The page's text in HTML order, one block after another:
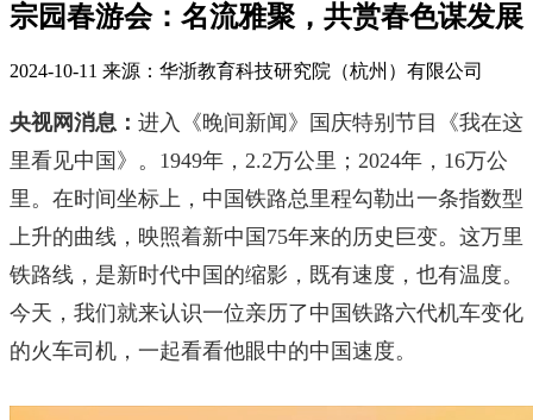
宗园春游会：名流雅聚，共赏春色谋发展
2024-10-11 来源：华浙教育科技研究院（杭州）有限公司
央视网消息： 进入《晚间新闻》国庆特别节目《我在这
里看见中国》。1949年，2.2万公里；2024年，16万公
里。在时间坐标上，中国铁路总里程勾勒出一条指数型
上升的曲线，映照着新中国75年来的历史巨变。这万里
铁路线，是新时代中国的缩影，既有速度，也有温度。
今天，我们就来认识一位亲历了中国铁路六代机车变化
的火车司机，一起看看他眼中的中国速度。